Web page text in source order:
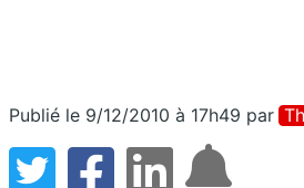
Publié le 9/12/2010 à 17h49 par